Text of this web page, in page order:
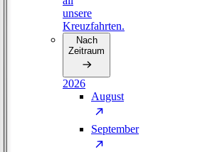
unsere
Kreuzfahrten.
Nach
Zeitraum
2026
August
September